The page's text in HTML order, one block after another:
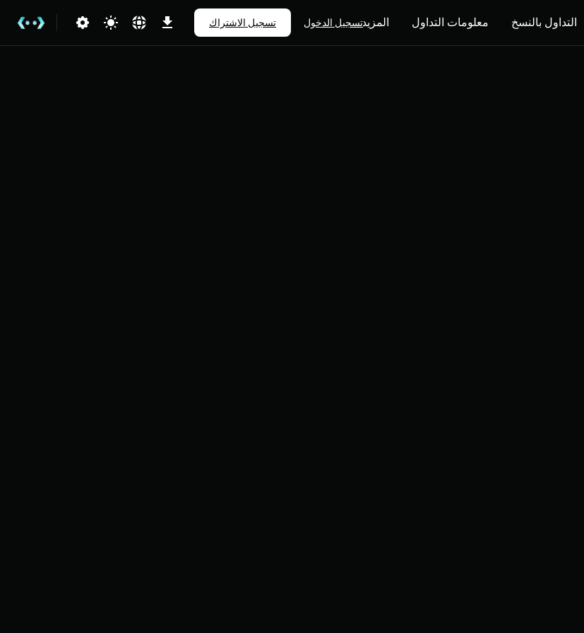
التداول بالنسخ معلومات التداول المزيدتسجيل الدخول تسجيل الاشتراك